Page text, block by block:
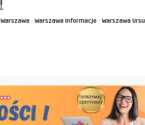
!
Warszawa · Warszawa Informacje · Warszawa